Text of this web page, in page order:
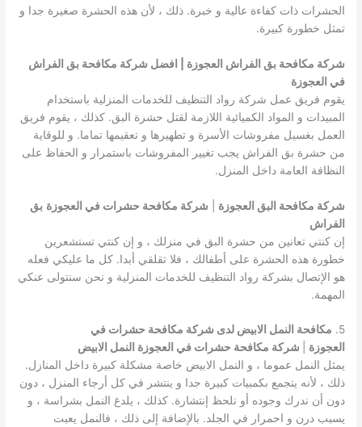
الحشرات ذات كفاءة عالية و خبرة. ذلك ، لأن هذه الحشرة صغيرة جدا و
تمثل خطورة كبيرة.
شركة مكافحة بق الفراش العجوزة | افضل شركة مكافحة بق الفراش
في العجوزة
يقوم فريق عمل شركة رواد التنظيف للخدمات المنزلية باستخدام
المبيدات و المواد الكميائية اللازمة لقتل حشرة البق. كذلك ، يقوم فريق
العمل بغسيل مفروشات الأسرة و تطهيرها و تعقيمها تماما. و للوقاية
من حشرة بق الفراش يجب تغيير المفروشات باستمرار و الحفاظ على
النظافة العامة داخل المنزل.
شركة مكافحة البق العجوزة شركة مكافحة حشرات في العجوزة بق
الفراش
إن كنتي تعانين من حشرة البق في منزلك ، و إن كنتي تستشعرين
خطورة هذه الحشرة على أطفالك ، فلا تقلقي أبدا. كل ما عليكي فعله
هو الإتصال بشركة رواد التنظيف للخدمات المنزلية و نحن سنتولى عنكي
المهمة.
5.
مكافحة النمل الابيض لدى شركة مكافحة حشرات في
العجوزة
شركة مكافحة حشرات في العجوزة النمل الابيض
يمثل النمل عموما ، و النمل الابيض خاصة مشكلة كبيرة داخل المنازل.
ذلك ، لأنه يتجمع بكمبيات كبيرة جدا و ينتشر في كل أرجاء المنزل ، دون
دون أن ندرك وجوده أو نلحظ إنتشارة. كذلك ، يلدغ النمل بشراسة ، و
يسبب درن و احمرار في الجلد. بالإضافة إلى ذلك ، فالنمل يعبت